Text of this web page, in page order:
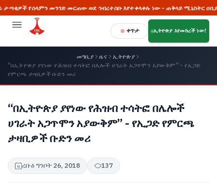
መንገድ መርጠው ወደ ኅብረተሰቡ እየተቀላቀሉ ነው - ጠቅላይ ሚኒስትር ዐቢይ አሕመድ
ቀጥታ ኢትዮጵያ እየመከረች ነው!
መግቢያ ዜና
ኢትዮጵያ
“በኢትዮጵያ ያየነው የሕዝብ ተሳትፎ በሌሎች ሀገራት አጋጥሞን አያውቅም” - የኢጋድ
የምርጫ ታዛቢዎች ቡድን መሪ
“በኢትዮጵያ ያየነው የሕዝብ ተሳትፎ በሌሎች
ሀገራት አጋጥሞን አያውቅም” - የኢጋድ የምርጫ
ታዛቢዎች ቡድን መሪ
ረቡዕ ግንቦት 26, 2018 137